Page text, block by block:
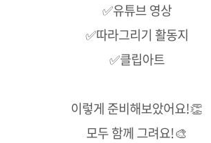
✅유튜브 영상
✅따라그리기 활동지
✅클립아트
이렇게 준비해보았어요!👏
모두 함께 그려요!🎨